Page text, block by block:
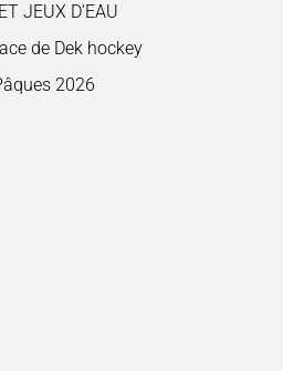
JEUX D’EAU
de Dek hockey
2026